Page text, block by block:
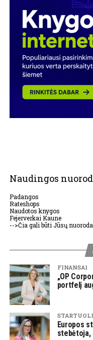
Naudingos
Padangos
Rateshops
Naudotos knygos
Fejerverkai Kaune
-->Čia gali būti Jūsų
FINANSAI
„OP
portfelį
Europos
stebėtoja,